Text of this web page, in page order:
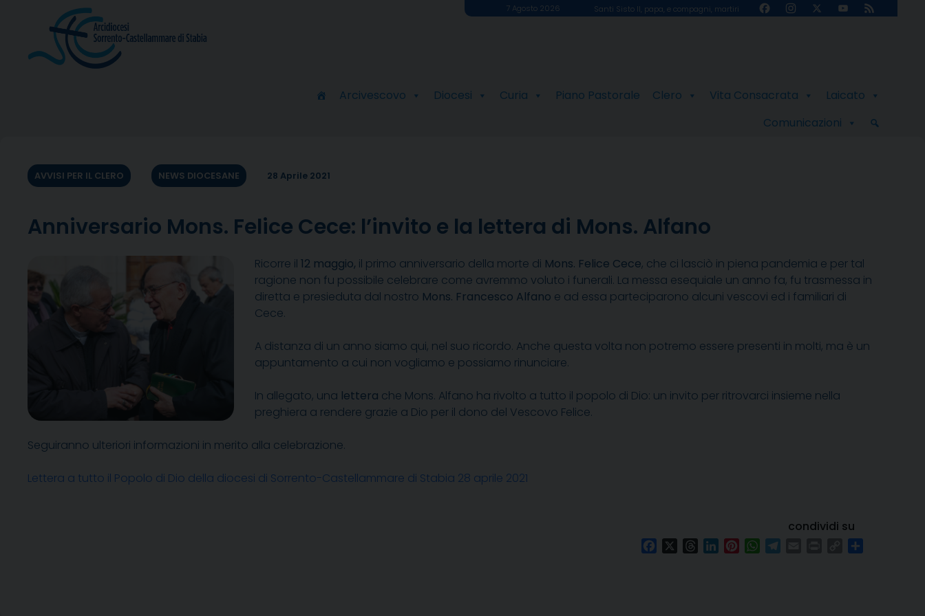
7 Agosto 2026 Santi Sisto II, papa, e compagni, martiri FacebookInstagram
X
YouTube
Feed
Arcivescovo Diocesi Curia Piano Pastorale Clero Vita Consacrata
Laicato
Comunicazioni
AVVISI PER IL CLERO NEWS DIOCESANE 28 Aprile 2021
Anniversario Mons. Felice Cece: l’invito e la lettera di Mons. Alfano
Ricorre il 12 maggio, il primo anniversario della morte di Mons. Felice Cece, che ci lasciò in piena pandemia e per tal
ragione non fu possibile celebrare come avremmo voluto i funerali. La messa esequiale un anno fa, fu trasmessa in
diretta e presieduta dal nostro Mons. Francesco Alfano e ad essa parteciparono alcuni vescovi ed i familiari di
Cece.
A distanza di un anno siamo qui, nel suo ricordo. Anche questa volta non potremo essere presenti in molti, ma è un
appuntamento a cui non vogliamo e possiamo rinunciare.
In allegato, una lettera che Mons. Alfano ha rivolto a tutto il popolo di Dio: un invito per ritrovarci insieme nella
preghiera a rendere grazie a Dio per il dono del Vescovo Felice.
Seguiranno ulteriori informazioni in merito alla celebrazione.
Lettera a tutto il Popolo di Dio della diocesi di Sorrento-Castellammare di Stabia 28 aprile 2021
condividi su
FacebookThreadsLinkedInPinterestWhatsApp
Copy